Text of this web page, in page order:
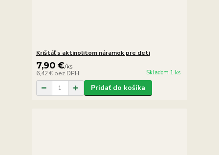
Krištáľ s aktinolitom náramok pre deti
7,90 €/ks
6,42 € bez DPH Skladom 1 ks
Pridať do košíka